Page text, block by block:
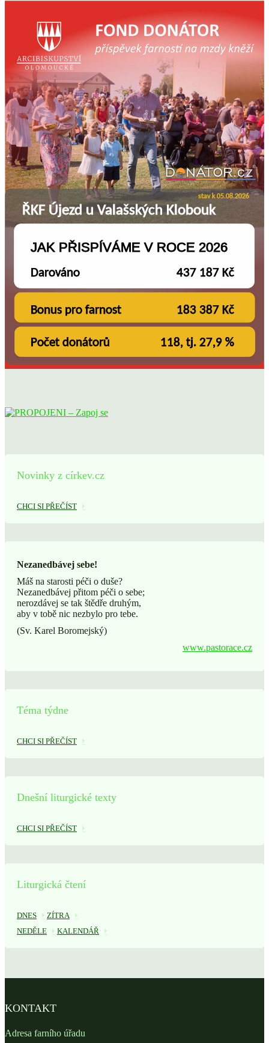
Novinky z církev.cz
CHCI SI PŘEČÍST
Nezanedbávej sebe!
Máš na starosti péči o duše?
Nezanedbávej přitom péči o sebe;
nerozdávej se tak štědře druhým,
aby v tobě nic nezbylo pro tebe.
(Sv. Karel Boromejský)
www.pastorace.cz
Téma týdne
CHCI SI PŘEČÍST
Dnešní liturgické texty
CHCI SI PŘEČÍST
Liturgická čtení
DNES
ZÍTRA
NEDĚLE
KALENDÁŘ
KONTAKT
Adresa farního úřadu